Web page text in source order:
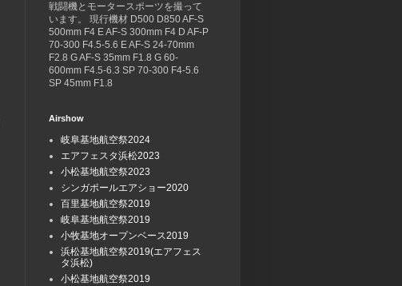
戦闘機とモータースポーツを撮って
います。 現行機材 D500 D850 AF-S
500mm F4 E AF-S 300mm F4 D AF-P
70-300 F4.5-5.6 E AF-S 24-70mm
F2.8 G AF-S 35mm F1.8 G 60-
600mm F4.5-6.3 SP 70-300 F4-5.6
SP 45mm F1.8
Airshow
岐阜基地航空祭2024
エアフェスタ浜松2023
小松基地航空祭2023
シンガポールエアショー2020
百里基地航空祭2019
岐阜基地航空祭2019
小牧基地オープンベース2019
浜松基地航空祭2019(エアフェス
タ浜松)
小松基地航空祭2019